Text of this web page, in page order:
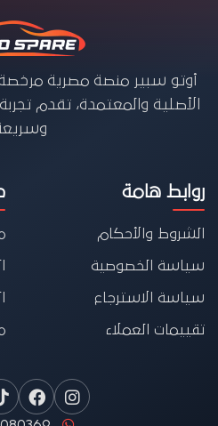
أوتو سبير منصة مصرية
الأصلية والمعتمدة، تقدم
روابط هامة
الشروط والأحكام
سياسة الخصوصية
سياسة الاسترجاع
تقييمات العملاء